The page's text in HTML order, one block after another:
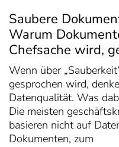
Saubere
Warum
Chefsache wird,
Wenn über
gesprochen wird,
Datenqualität. Was
Die meisten
basieren nicht auf
Dokumenten, zum